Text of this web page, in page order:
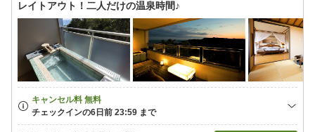
レイトアウト！二人だけの温泉時間♪